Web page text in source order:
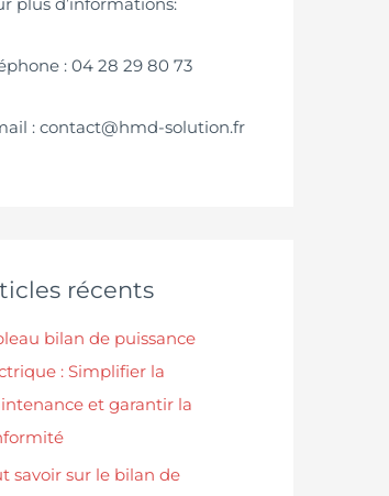
: 04 28 29 80 73
: contact@hmd-solution.fr
récents
bilan de puissance
: Simplifier la
et garantir la
savoir sur le bilan de